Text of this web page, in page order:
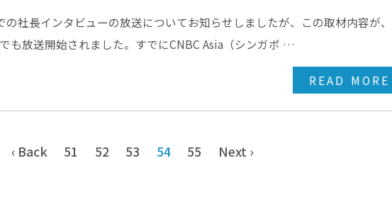
の社長インタビューの放送についてお知らせしましたが、この取材内容が
も放送開始されました。すでにCNBC Asia（シンガポ …
READ MORE
‹ Back 51 52 53 54 55 Next ›